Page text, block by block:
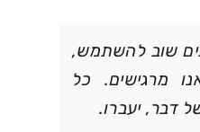
שוב להשתמש,
מרגישים. כל
דבר, יעברו.